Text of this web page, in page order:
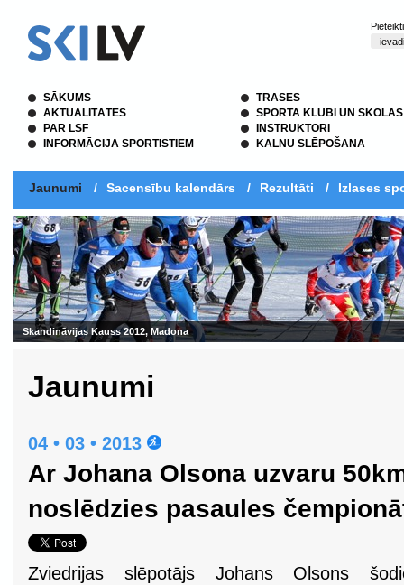
SĀKUMS
AKTUALITĀTES
PAR LSF
INFORMĀCIJA SPORTISTIEM
TRASES
SPORTA KLUBI UN SKOLAS
INSTRUKTORI
KALNU SLĒPOŠANA
Jaunumi / Sacensību kalendārs / Rezultāti / Izlases
Kauss 2012, Madona
Jaunumi
04 • 03 • 2013
Ar Johana Olsona uzvaru
noslēdzies pasaules
Zviedrijas slēpotājs Johans Olsons